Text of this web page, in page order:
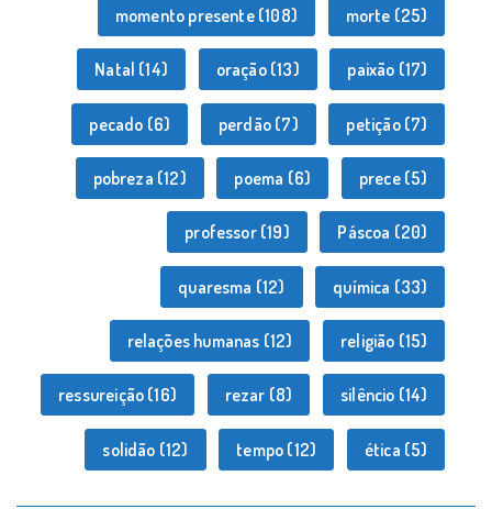
momento presente(108) morte (25)
Natal (14) oração(13) paixão (17)
pecado (6) perdão(7) petição(7)
pobreza (12) poema (6) prece(5)
professor(19) Páscoa (20)
quaresma (12) química (33)
relações humanas (12) religião (15)
ressureição (16) rezar (8) silêncio (14)
solidão (12) tempo (12) ética (5)